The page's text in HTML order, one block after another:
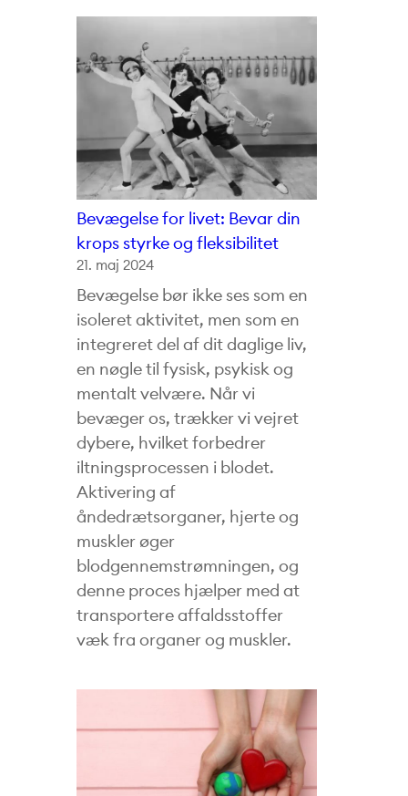
Bevægelse for livet: Bevar din
krops styrke og fleksibilitet
21. maj 2024
Bevægelse bør ikke ses som en
isoleret aktivitet, men som en
integreret del af dit daglige liv,
en nøgle til fysisk, psykisk og
mentalt velvære. Når vi
bevæger os, trækker vi vejret
dybere, hvilket forbedrer
iltningsprocessen i blodet.
Aktivering af
åndedrætsorganer, hjerte og
muskler øger
blodgennemstrømningen, og
denne proces hjælper med at
transportere affaldsstoffer
væk fra organer og muskler.